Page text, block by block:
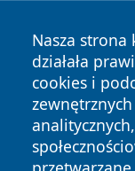
Nasza strona
działała
cookies i
Copyright © 2026
zastrzeżone.